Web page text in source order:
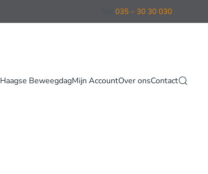
035 – 30 30 030
Haagse BeweegdagMijn AccountOver onsContact